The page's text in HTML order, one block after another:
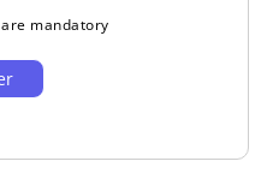
mandatory